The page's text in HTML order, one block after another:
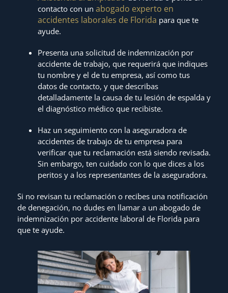
contacto con un abogado experto en
accidentes laborales de Florida para que te
ayude.
Presenta una solicitud de indemnización por
accidente de trabajo, que requerirá que indiques
tu nombre y el de tu empresa, así como tus
datos de contacto, y que describas
detalladamente la causa de tu lesión de espalda y
el diagnóstico médico que recibiste.
Haz un seguimiento con la aseguradora de
accidentes de trabajo de tu empresa para
verificar que tu reclamación está siendo revisada.
Sin embargo, ten cuidado con lo que dices a los
peritos y a los representantes de la aseguradora.
Si no revisan tu reclamación o recibes una notificación
de denegación, no dudes en llamar a un abogado de
indemnización por accidente laboral de Florida para
que te ayude.